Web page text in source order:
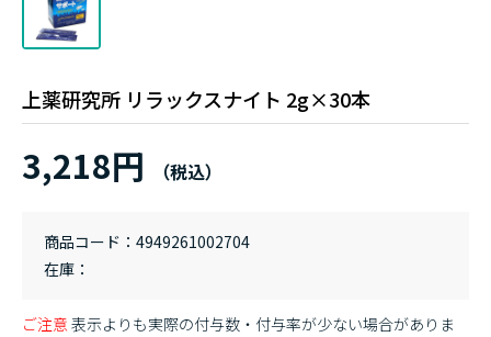
上薬研究所 リラックスナイト 2g×30本
3,218円
商品コード
4949261002704
在庫
ご注意 表示よりも実際の付与数・付与率が少ない場合がありま